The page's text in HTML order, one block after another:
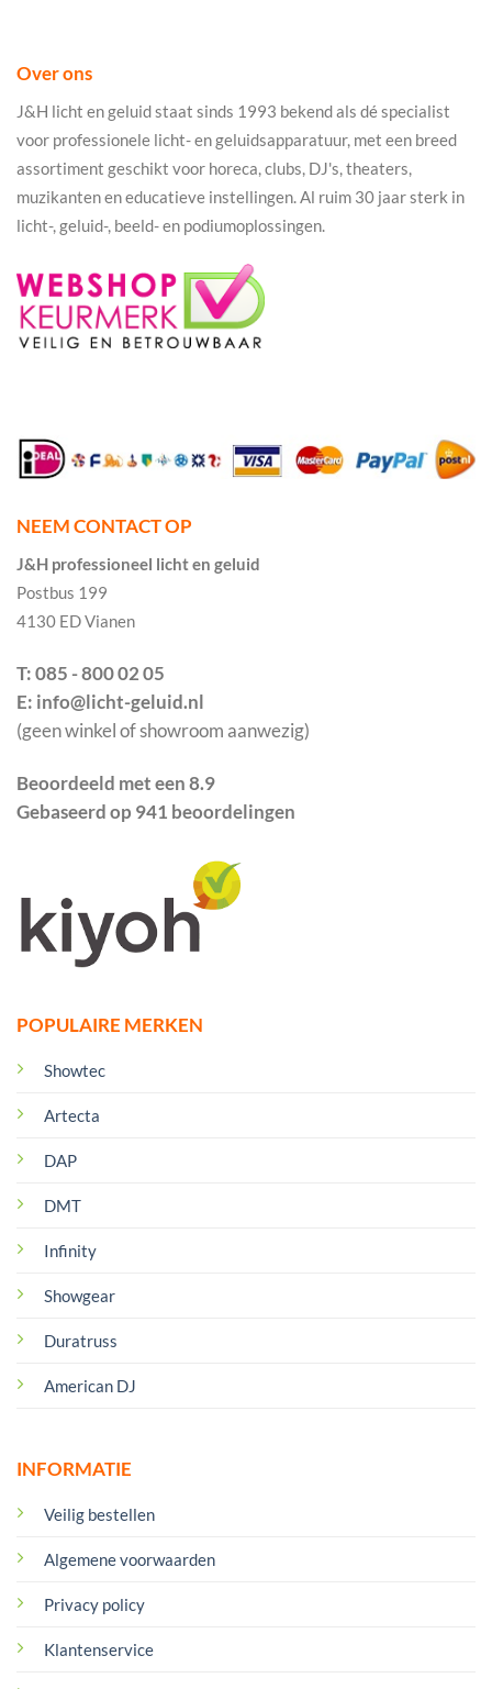
Over ons
J&H licht en geluid staat sinds 1993 bekend als dé specialist
voor professionele licht- en geluidsapparatuur, met een breed
assortiment geschikt voor horeca, clubs, DJ's, theaters,
muzikanten en educatieve instellingen. Al ruim 30 jaar sterk in
licht-, geluid-, beeld- en podiumoplossingen.
POPULAIRE MERKEN
Showtec
Artecta
DAP
DMT
Infinity
Showgear
Duratruss
American DJ
INFORMATIE
Veilig bestellen
Algemene voorwaarden
Privacy policy
Klantenservice
NEEM CONTACT OP
J&H professioneel licht en geluid
Postbus 199
4130 ED Vianen
T: 085 - 800 02 05
E: info@licht-geluid.nl
(geen winkel of showroom aanwezig)
Beoordeeld met een 8.9
Gebaseerd op 941 beoordelingen